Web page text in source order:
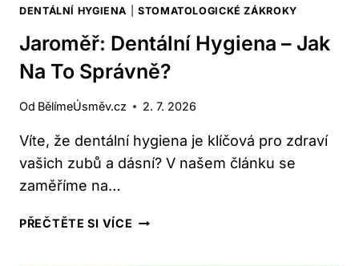
DENTÁLNÍ HYGIENA STOMATOLOGICKÉ ZÁKROKY
Jaroměř: Dentální Hygiena – Jak
Na To Správně?
Od BělímeÚsměv.cz 2. 7. 2026
Víte, že dentální hygiena je klíčová pro zdraví
vašich zubů a dásní? V našem článku se
zaměříme na…
PŘEČTĚTE SI VÍCE JAROMĚŘ: